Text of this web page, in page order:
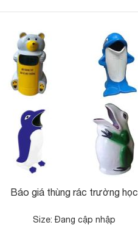
Báo giá thùng rác trường học
Size: Đang cập nhập